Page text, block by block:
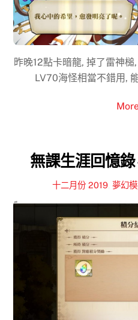
昨晚12點卡暗龍, 掉了雷神
LV70海怪相當不錯用,
無課生涯回憶錄
十二月份 2019, 夢幻